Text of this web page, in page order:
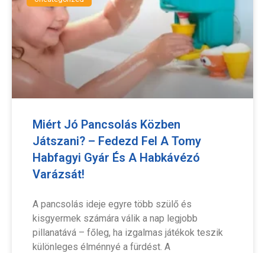
Miért Jó Pancsolás Közben
Játszani? – Fedezd Fel A Tomy
Habfagyi Gyár És A Habkávézó
Varázsát!
A pancsolás ideje egyre több szülő és
kisgyermek számára válik a nap legjobb
pillanatává – főleg, ha izgalmas játékok teszik
különleges élménnyé a fürdést. A